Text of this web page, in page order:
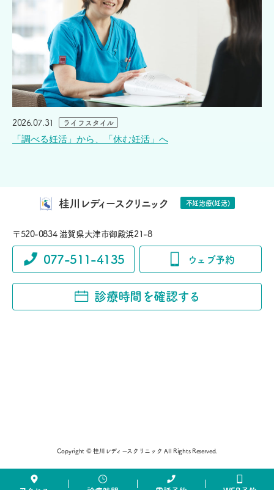
2026.07.31
ライフスタイル
「調べる妊活」から、「休む妊活」へ
桂川レディースクリニック 不妊治療(妊活)
〒520-0834 滋賀県大津市御殿浜21-8
077-511-4135 ウェブ予約
診療時間を確認する
Copyright © 桂川レディースクリニック All Rights Reserved.